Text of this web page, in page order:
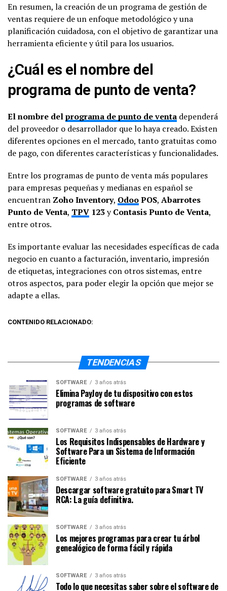
En resumen, la creación de un programa de gestión de
ventas requiere de un enfoque metodológico y una
planificación cuidadosa, con el objetivo de garantizar una
herramienta eficiente y útil para los usuarios.
¿Cuál es el nombre del
programa de punto de venta?
El nombre delprograma de punto de venta dependerá
del proveedor o desarrollador que lo haya creado. Existen
diferentes opciones en el mercado, tanto gratuitas como
de pago, con diferentes características y funcionalidades.
Entre los programas de punto de venta más populares
para empresas pequeñas y medianas en español se
encuentran Zoho Inventory, OdooPOS, Abarrotes
Punto de Venta, TPV 123yContasis Punto de Venta,
entre otros.
Es importante evaluar las necesidades específicas de cada
negocio en cuanto a facturación, inventario, impresión
de etiquetas, integraciones con otros sistemas, entre
otros aspectos, para poder elegir la opción que mejor se
adapte a ellas.
CONTENIDO RELACIONADO:
TENDENCIAS
SOFTWARE 3 años atrás
Elimina PayJoy de tu dispositivo con estos
programas de software
SOFTWARE 3 años atrás
Los Requisitos Indispensables de Hardware y
Software Para un Sistema de Información
Eficiente
SOFTWARE 3 años atrás
Descargar software gratuito para Smart TV
RCA: La guía definitiva.
SOFTWARE 3 años atrás
Los mejores programas para crear tu árbol
genealógico de forma fácil y rápida
SOFTWARE 3 años atrás
Todo lo que necesitas saber sobre el software de